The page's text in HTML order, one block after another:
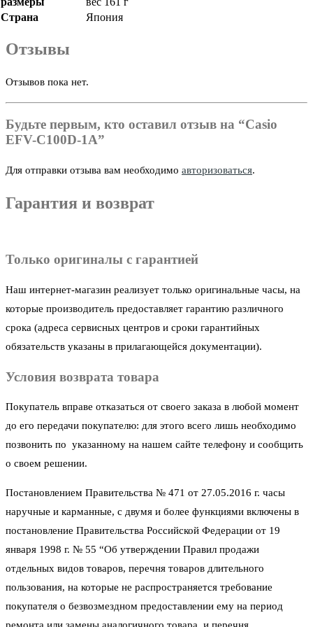
Страна
Япония
Отзывы
Отзывов пока нет.
Будьте первым, кто оставил отзыв на “Casio
EFV-C100D-1A”
Для отправки отзыва вам необходимо авторизоваться.
Гарантия и возврат
Только оригиналы с гарантией
Наш интернет-магазин реализует только оригинальные часы, на
которые производитель предоставляет гарантию различного
срока (адреса сервисных центров и сроки гарантийных
обязательств указаны в прилагающейся документации).
Условия возврата товара
Покупатель вправе отказаться от своего заказа в любой момент
до его передачи покупателю: для этого всего лишь необходимо
позвонить по указанному на нашем сайте телефону и сообщить
о своем решении.
Постановлением Правительства № 471 от 27.05.2016 г. часы
наручные и карманные, с двумя и более функциями включены в
постановление Правительства Российской Федерации от 19
января 1998 г. № 55 “Об утверждении Правил продажи
отдельных видов товаров, перечня товаров длительного
пользования, на которые не распространяется требование
покупателя о безвозмездном предоставлении ему на период